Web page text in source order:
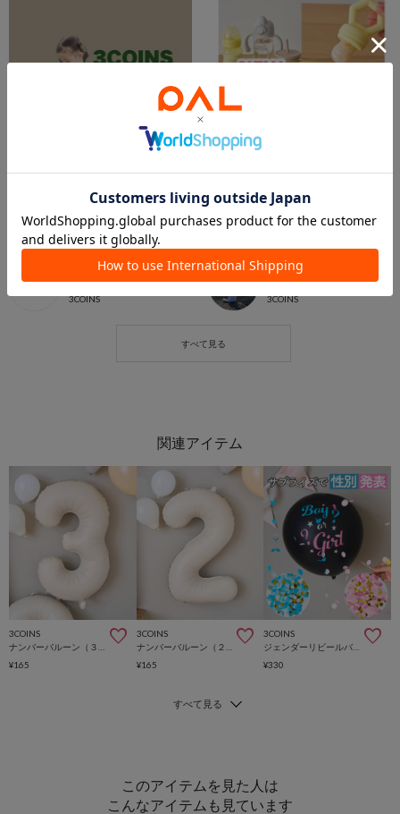
2026.04.22
【おすすめ】キッズアイテム特集👶🏻‪‪👦🏻👧🏻‎
ららぽーと新三郷店
3COINS
4/20新商品
kuro
3COINS
3COINS
¥165
3COINS
¥165
3COINS
¥330
このアイテムを見た人は
こんなアイテムも見ています